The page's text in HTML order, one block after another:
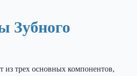
Зубного
из трех основных компонентов,